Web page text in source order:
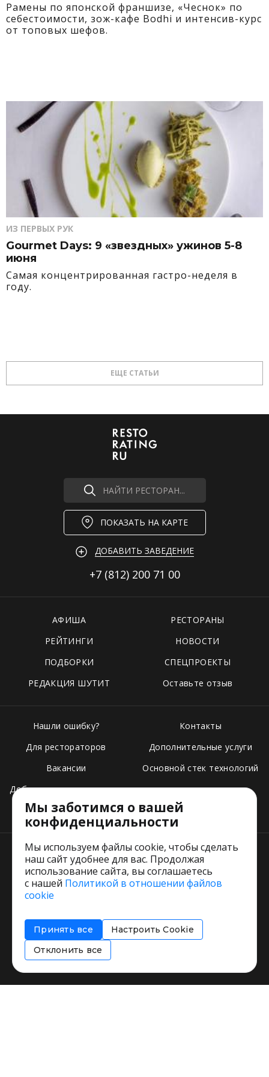
Рамены по японской франшизе, «Чеснок» по
себестоимости, зож-кафе Bodhi и интенсив-курс
от топовых шефов.
ИЗ ПЕРВЫХ РУК
Gourmet Days: 9 «звездных» ужинов 5-8
июня
Самая концентрированная гастро-неделя в
году.
ЕЩЕ СТАТЬИ
НАЙТИ РЕСТОРАН...
ПОКАЗАТЬ НА КАРТЕ
ДОБАВИТЬ ЗАВЕДЕНИЕ
+7 (812) 200 71 00
АФИША
РЕСТОРАНЫ
РЕЙТИНГИ
НОВОСТИ
ПОДБОРКИ
СПЕЦПРОЕКТЫ
РЕДАКЦИЯ ШУТИТ
Оставьте отзыв
Нашли ошибку?
Для рестораторов
Вакансии
Добавить свое заведение
Тарифы
Контакты
Дополнительные услуги
Основной стек технологий
Пользовательское соглашение
Соглашение об информировании
Политика использования cookies
Мы заботимся о вашей
конфиденциальности
Мы используем файлы cookie, чтобы сделать
наш сайт удобнее для вас. Продолжая
использование сайта, вы соглашаетесь
с нашей Политикой в отношении файлов
cookie
Принять все
Настроить Cookie
Отклонить все